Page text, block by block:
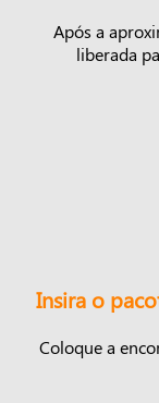
Após a
liberada
Insira o
Coloque a